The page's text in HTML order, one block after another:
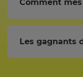
Comment
Les gagnants